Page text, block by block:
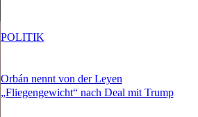
Orbán nennt von der Leyen
„Fliegengewicht“ nach Deal mit Trump
POLITIK